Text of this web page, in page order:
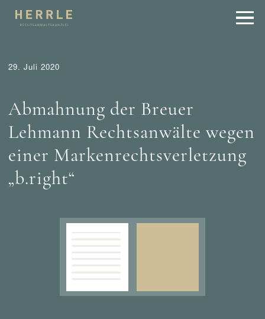
29. Juli 2020
Abmahnung der Breuer
Lehmann Rechtsanwälte wegen
einer Markenrechtsverletzung
„b.right“